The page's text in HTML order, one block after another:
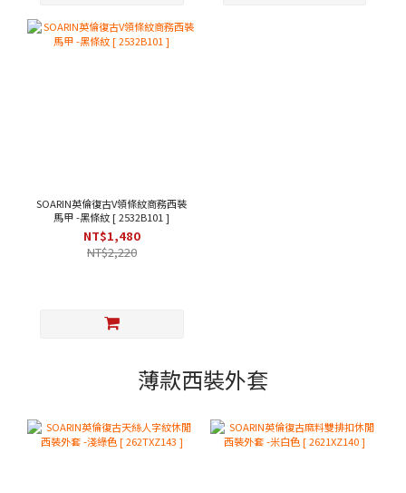
SOARIN英倫復古V領條紋商務西裝
馬甲 -黑條紋 [ 2532B101 ]
NT$1,480
NT$2,220
薄款西裝外套